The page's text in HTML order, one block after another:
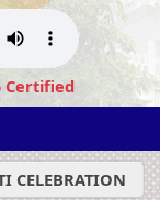
Certified
CELEBRATION